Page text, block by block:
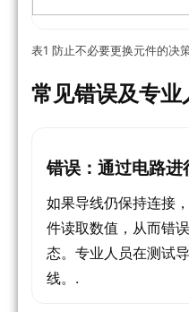
表1 防止不必要更换元件的决
常见错误及专
错误：通过电路进
如果导线仍保持连接
件读取数值，从而错
态。专业人员在测试
线。.